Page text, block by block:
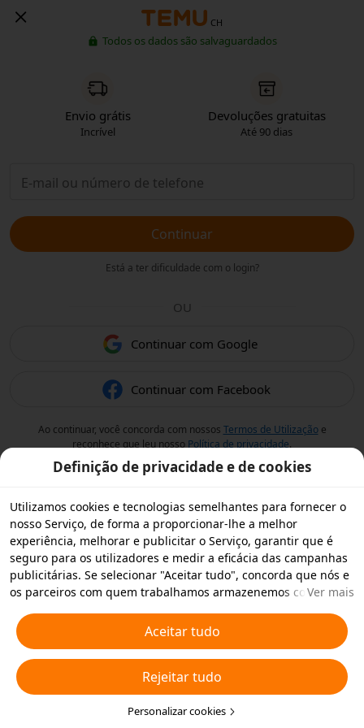
CH
Todos os dados são salvaguardados
Envio grátis
Incrível
Devoluções gratuitas
Até 90 dias
Continuar
Está a ter dificuldade com o login?
OU
Continuar com Google
Continuar com Facebook
Ao continuar, você concorda com nossos Termos de Utilizaçãoe
reconhece que leu nosso Política de privacidade.
Definição de privacidade e de cookies
Utilizamos cookies e tecnologias semelhantes para fornecer o
nosso Serviço, de forma a proporcionar-lhe a melhor
experiência, melhorar e publicitar o Serviço, garantir que é
seguro para os utilizadores e medir a eficácia das campanhas
publicitárias. Se selecionar "Aceitar tudo", concorda que nós e
os parceiros com quem trabalhamos armazenemos cookies e
publicitários. Também pode "Rejeitar todos" os cookies não
essenciais ou escolher os tipos de cookies que pretende
aceitar ou desativar clicando em "Personalizar cookies" abaixo
ou em qualquer altura nas suas definições de privacidade.
Para obter mais informações, consulte a nossaPolítica relativa
a Cookies e Tecnologias Semelhantes.
Ver mais
Aceitar tudo
Rejeitar tudo
Personalizar cookies